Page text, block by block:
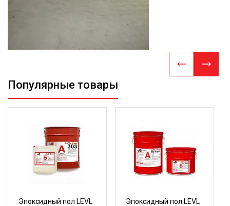
Популярные товары
Эпоксидный пол LEVL
Эпоксидный пол LEVL